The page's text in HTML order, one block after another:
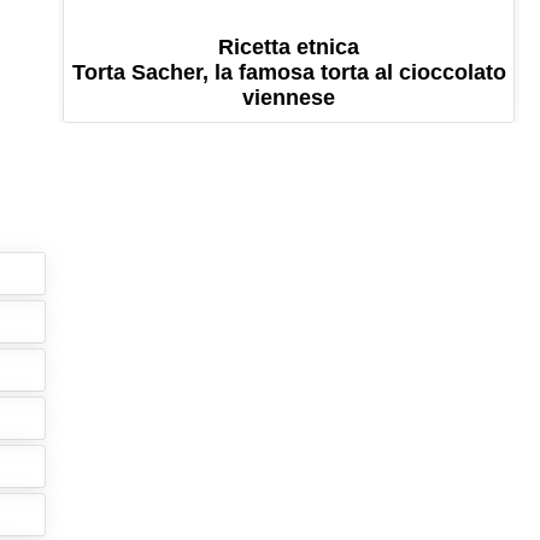
Ricetta etnica
Torta Sacher, la famosa torta al cioccolato
viennese